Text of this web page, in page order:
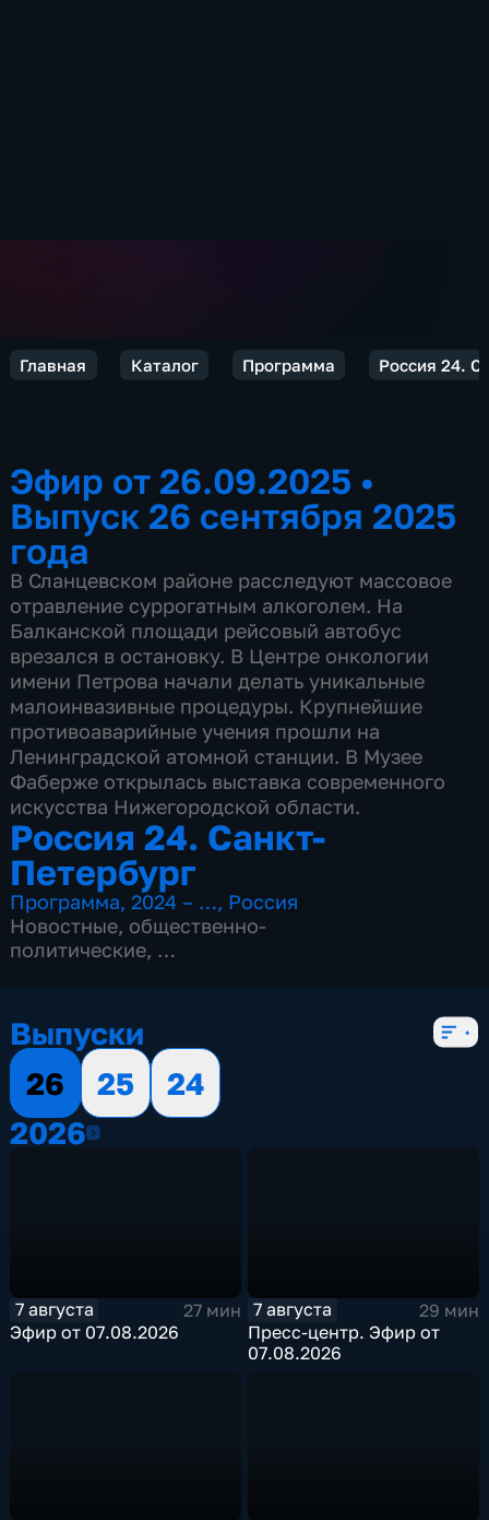
Главная Каталог Программа Россия 24.
Эфир от 26.09.2025 •
Выпуск 26 сентября 2025
года
В Сланцевском районе расследуют массовое
отравление суррогатным алкоголем. На
Балканской площади рейсовый автобус
врезался в остановку. В Центре онкологии
имени Петрова начали делать уникальные
малоинвазивные процедуры. Крупнейшие
противоаварийные учения прошли на
Ленинградской атомной станции. В Музее
Фаберже открылась выставка современного
искусства Нижегородской области.
Россия 24. Санкт-
Петербург
Программа,2024 – …, Россия
Новостные, общественно-
политические,
Выпуски
26
25
24
20262026
7 августа
27 мин
Эфир от 07.08.2026
7 августа
29 мин
Пресс-центр. Эфир от
07.08.2026